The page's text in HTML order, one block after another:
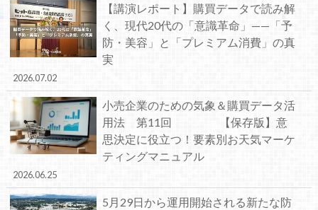
【講演レポート】購買データで読み解
く、現代20代の「意識革命」——「予
防・美容」と「プレミアム消費」の真
実
2026.07.02
小売企業のための気象＆購買データ活
用法 第11回 【保存版】意
思決定に役立つ！要素別お天気マーケ
ティングマニュアル
2026.06.25
5月29日から運用開始される新たな防